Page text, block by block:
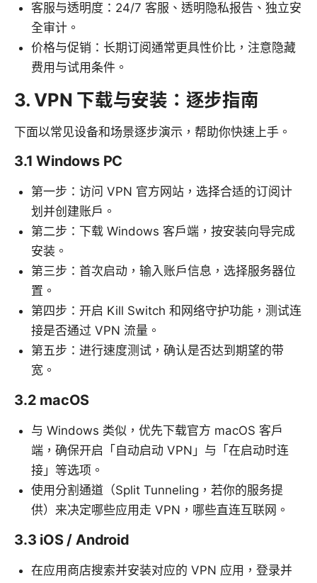
客服与透明度：24/7 客服、透明隐私报告、独立安
全审计。
价格与促销：长期订阅通常更具性价比，注意隐藏
费用与试用条件。
3. VPN 下载与安装：逐步指南
下面以常见设备和场景逐步演示，帮助你快速上手。
3.1 Windows PC
第一步：访问 VPN 官方网站，选择合适的订阅计
划并创建账户。
第二步：下载 Windows 客户端，按安装向导完成
安装。
第三步：首次启动，输入账户信息，选择服务器位
置。
第四步：开启 Kill Switch 和网络守护功能，测试连
接是否通过 VPN 流量。
第五步：进行速度测试，确认是否达到期望的带
宽。
3.2 macOS
与 Windows 类似，优先下载官方 macOS 客户
端，确保开启「自动启动 VPN」与「在启动时连
接」等选项。
使用分割通道（Split Tunneling，若你的服务提
供）来决定哪些应用走 VPN，哪些直连互联网。
3.3 iOS / Android
在应用商店搜索并安装对应的 VPN 应用，登录并